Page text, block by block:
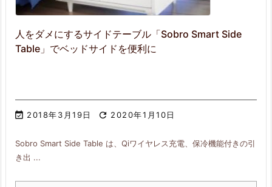
人をダメにするサイドテーブル「Sobro Smart Side
Table」でベッドサイドを便利に
 2018年3月19日  2020年1月10日
Sobro Smart Side Table は、Qiワイヤレス充電、保冷機能付きの引
き出 ...